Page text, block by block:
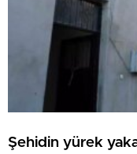
Şehidin yürek